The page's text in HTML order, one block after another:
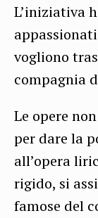
L’iniziativa
vogliono
compagnia
Le opere
per dare la
all’opera
rigido, si
famose del